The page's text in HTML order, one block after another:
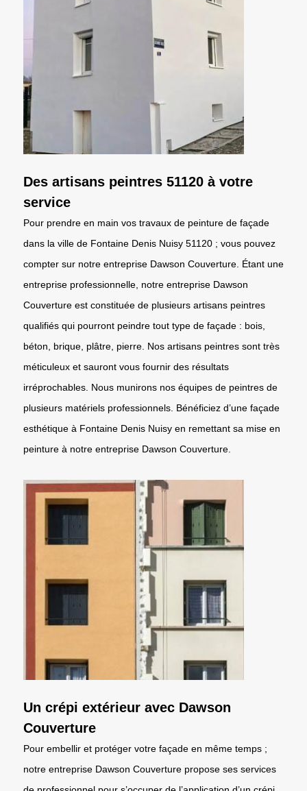
Des artisans peintres 51120 à votre
service
Pour prendre en main vos travaux de peinture de façade
dans la ville de Fontaine Denis Nuisy 51120 ; vous pouvez
compter sur notre entreprise Dawson Couverture. Étant une
entreprise professionnelle, notre entreprise Dawson
Couverture est constituée de plusieurs artisans peintres
qualifiés qui pourront peindre tout type de façade : bois,
béton, brique, plâtre, pierre. Nos artisans peintres sont très
méticuleux et sauront vous fournir des résultats
irréprochables. Nous munirons nos équipes de peintres de
plusieurs matériels professionnels. Bénéficiez d’une façade
esthétique à Fontaine Denis Nuisy en remettant sa mise en
peinture à notre entreprise Dawson Couverture.
Un crépi extérieur avec Dawson
Couverture
Pour embellir et protéger votre façade en même temps ;
notre entreprise Dawson Couverture propose ses services